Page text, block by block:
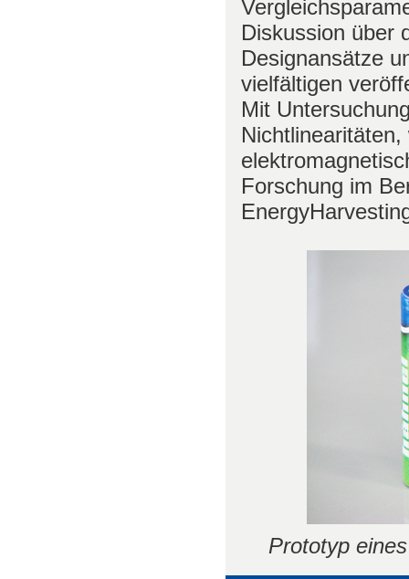
Diskussion über
Designansätze
vielfältigen
Mit
Forschung im
Prototyp